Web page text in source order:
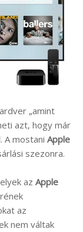
„amint
azt, hogy már
A mostani Apple
szezonra.
az Apple
az
nem váltak